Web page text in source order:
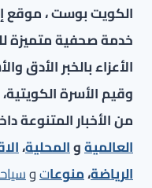
الكويت بوست ، موقع
خدمة صحفية متميزة
الأعزاء بالخبر الأدق
وقيم الأسرة
من الأخبار المتنوعة
العالميةوالمحلية،
الرياضة،منوعاتو